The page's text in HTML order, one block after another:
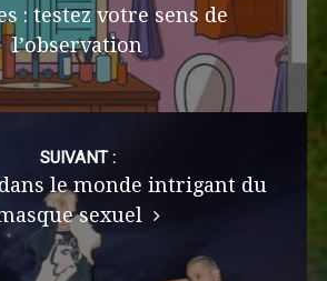
: testez votre sens de
l’observation
SUIVANT :
le monde intrigant du
sexuel